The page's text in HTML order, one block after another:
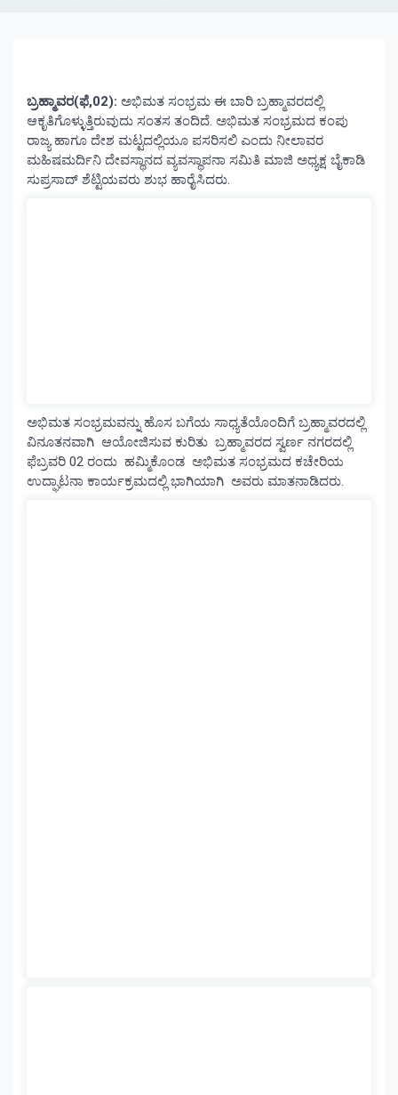
ಬ್ರಹ್ಮಾವರ(ಫೆ,02): ಅಭಿಮತ ಸಂಭ್ರಮ ಈ ಬಾರಿ ಬ್ರಹ್ಮಾವರದಲ್ಲಿ
ಆಕೃತಿಗೊಳ್ಳುತ್ತಿರುವುದು ಸಂತಸ ತಂದಿದೆ. ಅಭಿಮತ ಸಂಭ್ರಮದ ಕಂಪು
ರಾಜ್ಯ ಹಾಗೂ ದೇಶ ಮಟ್ಟದಲ್ಲಿಯೂ ಪಸರಿಸಲಿ ಎಂದು ನೀಲಾವರ
ಮಹಿಷಮರ್ದಿನಿ ದೇವಸ್ಥಾನದ ವ್ಯವಸ್ಥಾಪನಾ ಸಮಿತಿ ಮಾಜಿ ಅಧ್ಯಕ್ಷ ಬೈಕಾಡಿ
ಸುಪ್ರಸಾದ್ ಶೆಟ್ಟಿಯವರು ಶುಭ ಹಾರೈಸಿದರು.
ಅಭಿಮತ ಸಂಭ್ರಮವನ್ನು ಹೊಸ ಬಗೆಯ ಸಾಧ್ಯತೆಯೊಂದಿಗೆ ಬ್ರಹ್ಮಾವರದಲ್ಲಿ
ವಿನೂತನವಾಗಿ ಆಯೋಜಿಸುವ ಕುರಿತು ಬ್ರಹ್ಮಾವರದ ಸ್ವರ್ಣ ನಗರದಲ್ಲಿ
ಫೆಬ್ರವರಿ 02 ರಂದು ಹಮ್ಮಿಕೊಂಡ ಅಭಿಮತ ಸಂಭ್ರಮದ ಕಚೇರಿಯ
ಉದ್ಘಾಟನಾ ಕಾರ್ಯಕ್ರಮದಲ್ಲಿ ಭಾಗಿಯಾಗಿ ಅವರು ಮಾತನಾಡಿದರು.